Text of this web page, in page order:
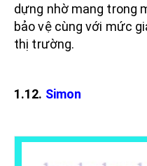
dựng nhờ mang trong
bảo vệ cùng với mức
thị trường.
1.12. Simon